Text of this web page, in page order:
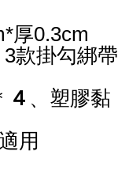
厚0.3cm
3款掛勾綁帶
４ 、塑膠黏
用